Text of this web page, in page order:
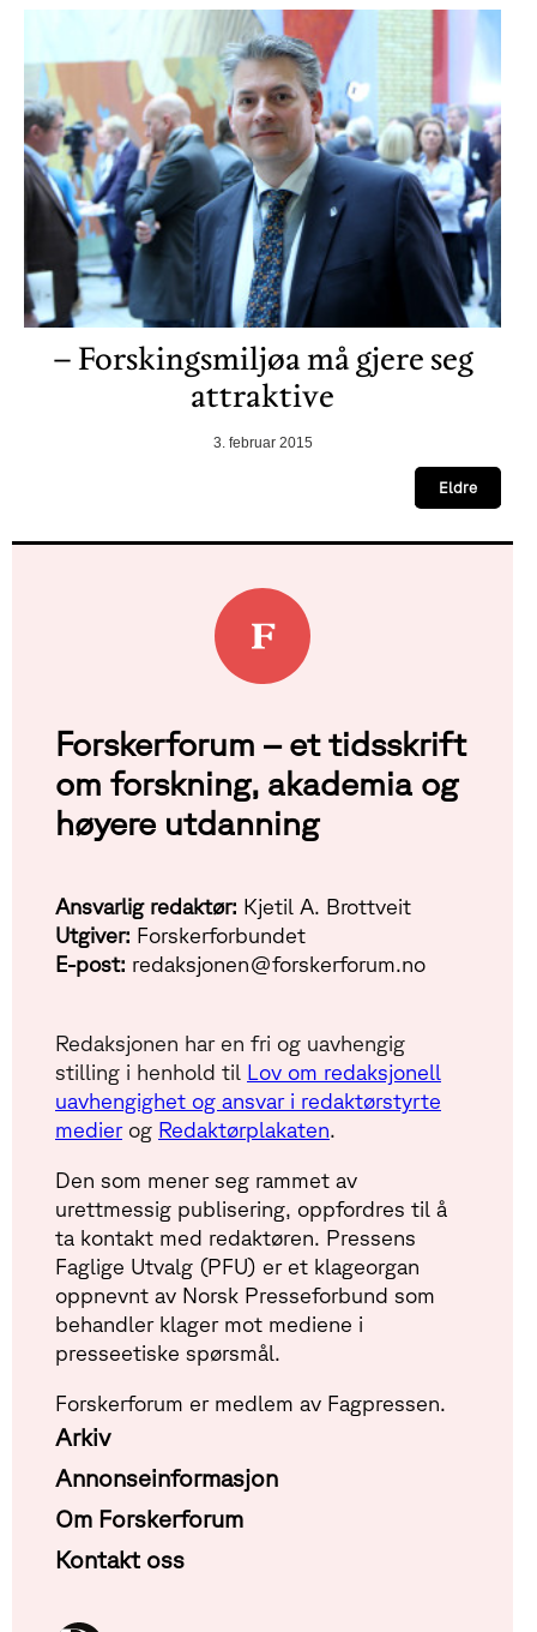
– Forskingsmiljøa må gjere seg
attraktive
3. februar 2015
Eldre
Forskerforum – et tidsskrift
om forskning, akademia og
høyere utdanning
Ansvarlig redaktør: Kjetil A. Brottveit
Utgiver: Forskerforbundet
E-post: redaksjonen@forskerforum.no
Redaksjonen har en fri og uavhengig
stilling i henhold til Lov om redaksjonell
uavhengighet og ansvar i redaktørstyrte
medierog Redaktørplakaten.
Den som mener seg rammet av
urettmessig publisering, oppfordres til å
ta kontakt med redaktøren. Pressens
Faglige Utvalg (PFU) er et klageorgan
oppnevnt av Norsk Presseforbund som
behandler klager mot mediene i
presseetiske spørsmål.
Forskerforum er medlem av Fagpressen.
Arkiv
Annonseinformasjon
Om Forskerforum
Kontakt oss